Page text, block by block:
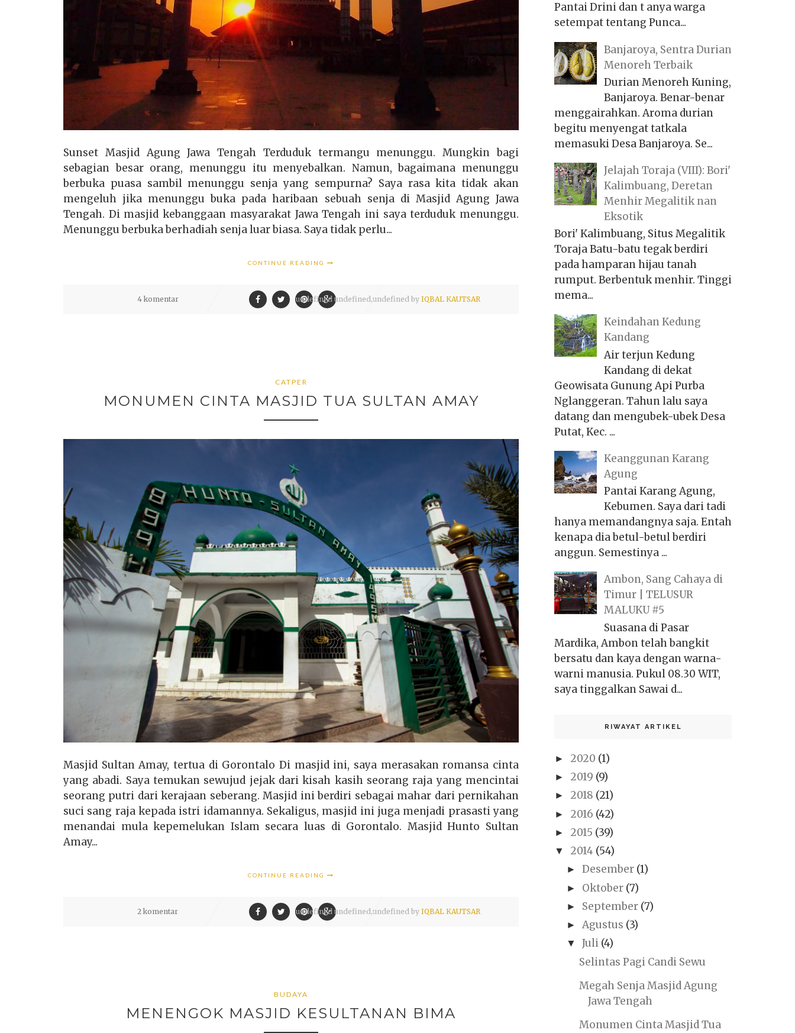
Sunset Masjid Agung Jawa Tengah Terduduk termangu menunggu. Mungkin bagi
sebagian besar orang, menunggu itu menyebalkan. Namun, bagaimana menunggu
berbuka puasa sambil menunggu senja yang sempurna? Saya rasa kita tidak akan
mengeluh jika menunggu buka pada haribaan sebuah senja di Masjid Agung Jawa
Tengah. Di masjid kebanggaan masyarakat Jawa Tengah ini saya terduduk menunggu.
Menunggu berbuka berhadiah senja luar biasa. Saya tidak perlu...
CONTINUE READING
4 komentar undefined undefined,undefined by IQBAL KAUTSAR
CATPER
MONUMEN CINTA MASJID TUA SULTAN AMAY
Masjid Sultan Amay, tertua di Gorontalo Di masjid ini, saya merasakan romansa cinta
yang abadi. Saya temukan sewujud jejak dari kisah kasih seorang raja yang mencintai
seorang putri dari kerajaan seberang. Masjid ini berdiri sebagai mahar dari pernikahan
suci sang raja kepada istri idamannya. Sekaligus, masjid ini juga menjadi prasasti yang
menandai mula kepemelukan Islam secara luas di Gorontalo. Masjid Hunto Sultan
Amay...
CONTINUE READING
2 komentar undefined undefined,undefined by IQBAL KAUTSAR
BUDAYA
MENENGOK MASJID KESULTANAN BIMA
Pantai Drini dan t anya warga
setempat tentang Punca...
Banjaroya, Sentra Durian
Menoreh Terbaik
Durian Menoreh Kuning,
Banjaroya. Benar-benar
menggairahkan. Aroma durian
begitu menyengat tatkala
memasuki Desa Banjaroya. Se...
Jelajah Toraja (VIII): Bori'
Kalimbuang, Deretan
Menhir Megalitik nan
Eksotik
Bori' Kalimbuang, Situs Megalitik
Toraja Batu-batu tegak berdiri
pada hamparan hijau tanah
rumput. Berbentuk menhir. Tinggi
mema...
Keindahan Kedung
Kandang
Air terjun Kedung
Kandang di dekat
Geowisata Gunung Api Purba
Nglanggeran. Tahun lalu saya
datang dan mengubek-ubek Desa
Putat, Kec. ...
Keanggunan Karang
Agung
Pantai Karang Agung,
Kebumen. Saya dari tadi
hanya memandangnya saja. Entah
kenapa dia betul-betul berdiri
anggun. Semestinya ...
Ambon, Sang Cahaya di
Timur | TELUSUR
MALUKU #5
Suasana di Pasar
Mardika, Ambon telah bangkit
bersatu dan kaya dengan warna-
warni manusia. Pukul 08.30 WIT,
saya tinggalkan Sawai d...
RIWAYAT ARTIKEL
► 2020 (1)
► 2019 (9)
► 2018 (21)
► 2016 (42)
► 2015 (39)
▼ 2014 (54)
►Desember (1)
► Oktober (7)
► September (7)
►Agustus (3)
▼ Juli (4)
Selintas Pagi Candi Sewu
Megah Senja Masjid Agung
Jawa Tengah
Monumen Cinta Masjid Tua